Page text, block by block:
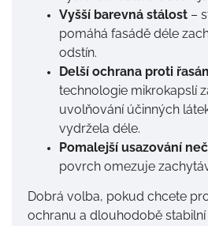
Vyšší barevná stálost –
pomáhá fasádě déle
odstín.
Delší ochrana proti
technologie mikrokapslí
uvolňování účinných
vydržela déle.
Pomalejší usazování
povrch omezuje
Dobrá volba, pokud chcete
ochranu a dlouhodobě stabilní